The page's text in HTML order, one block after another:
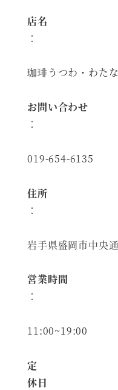
店名
：
珈琲うつわ・わた
お問い合わせ
：
019-654-6135
住所
：
岩手県盛岡市中央
営業時間
：
11:00~19:00
定
休日